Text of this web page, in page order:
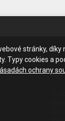
stránky,
Typy cookies a
ochrany